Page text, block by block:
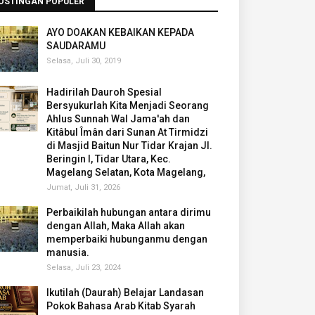
AYO DOAKAN KEBAIKAN KEPADA
SAUDARAMU
Selasa, Juli 30, 2019
Hadirilah Dauroh Spesial
Bersyukurlah Kita Menjadi Seorang
Ahlus Sunnah Wal Jama'ah dan
Kitâbul Îmân dari Sunan At Tirmidzi
di Masjid Baitun Nur Tidar Krajan Jl.
Beringin I, Tidar Utara, Kec.
Magelang Selatan, Kota Magelang,
Jumat, Juli 31, 2026
Perbaikilah hubungan antara dirimu
dengan Allah, Maka Allah akan
memperbaiki hubunganmu dengan
manusia.
Selasa, Juli 23, 2024
Ikutilah (Daurah) Belajar Landasan
Pokok Bahasa Arab Kitab Syarah